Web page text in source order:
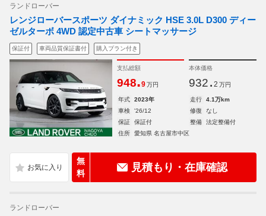
ランドローバー
レンジローバースポーツ ダイナミック HSE 3.0L D300 ディー
ゼルターボ 4WD 認定中古車 シートマッサージ
保証付 車両品質保証書付 購入プラン付き
支払総額
948.9 万円
本体価格
932. 2 万円
年式 2023年 走行
4.1万km
車検
'26/12 修復
なし
保証
保証付 整備
法定整備付
住所
愛知県 名古屋市中区
無
料
見積もり・在庫確認
ランドローバー